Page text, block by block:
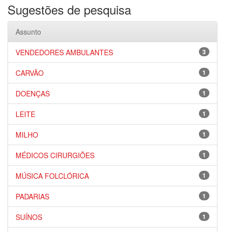
Sugestões de pesquisa
Assunto
3
VENDEDORES AMBULANTES
1
CARVÃO
1
DOENÇAS
1
LEITE
1
MILHO
1
MÉDICOS CIRURGIÕES
1
MÚSICA FOLCLÓRICA
1
PADARIAS
1
SUÍNOS